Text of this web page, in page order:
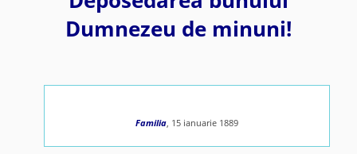
Dumnezeu de minuni!
Familia, 15 ianuarie 1889